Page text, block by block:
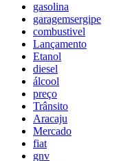
gasolina
garagemsergipe
combustivel
Lançamento
Etanol
diesel
álcool
preço
Trânsito
Aracaju
Mercado
fiat
gnv